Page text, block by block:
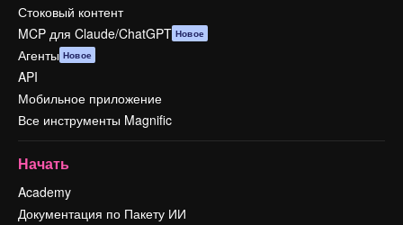
Стоковый контент
MCP для Claude/ChatGPT Новое
Агенты Новое
API
Мобильное приложение
Все инструменты Magnific
Начать
Academy
Документация по Пакету ИИ